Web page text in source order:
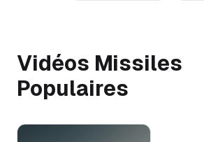
Vidéos Missiles
Populaires